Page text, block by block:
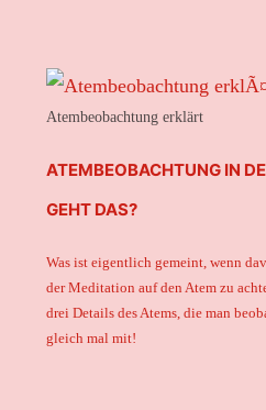
Atembeobachtung erklärt
ATEMBEOBACHTUNG IN
GEHT DAS?
Was ist eigentlich gemeint, wenn
der Meditation auf den Atem zu
drei Details des Atems, die man
gleich mal mit!